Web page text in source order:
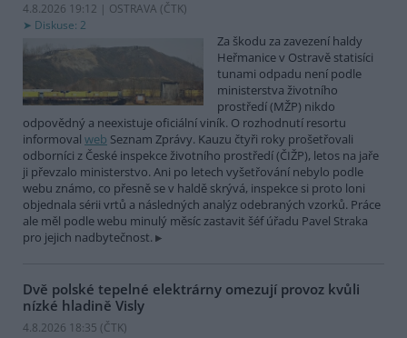
4.8.2026 19:12 | OSTRAVA (ČTK)
Diskuse: 2
Za škodu za zavezení haldy
Heřmanice v Ostravě statisíci
tunami odpadu není podle
ministerstva životního
prostředí (MŽP) nikdo
odpovědný a neexistuje oficiální viník. O rozhodnutí resortu
informoval web Seznam Zprávy. Kauzu čtyři roky prošetřovali
odborníci z České inspekce životního prostředí (ČIŽP), letos na jaře
ji převzalo ministerstvo. Ani po letech vyšetřování nebylo podle
webu známo, co přesně se v haldě skrývá, inspekce si proto loni
objednala sérii vrtů a následných analýz odebraných vzorků. Práce
ale měl podle webu minulý měsíc zastavit šéf úřadu Pavel Straka
pro jejich nadbytečnost.
Dvě polské tepelné elektrárny omezují provoz kvůli
nízké hladině Visly
4.8.2026 18:35 (ČTK)